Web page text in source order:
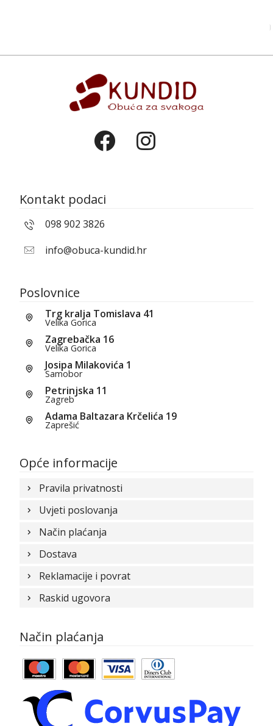
Kontakt podaci
098 902 3826
info@obuca-kundid.hr
Poslovnice
Trg kralja Tomislava 41
Velika Gorica
Zagrebačka 16
Velika Gorica
Josipa Milakovića 1
Samobor
Petrinjska 11
Zagreb
Adama Baltazara Krčelića 19
Zaprešić
Opće informacije
Pravila privatnosti
Uvjeti poslovanja
Način plaćanja
Dostava
Reklamacije i povrat
Raskid ugovora
Način plaćanja